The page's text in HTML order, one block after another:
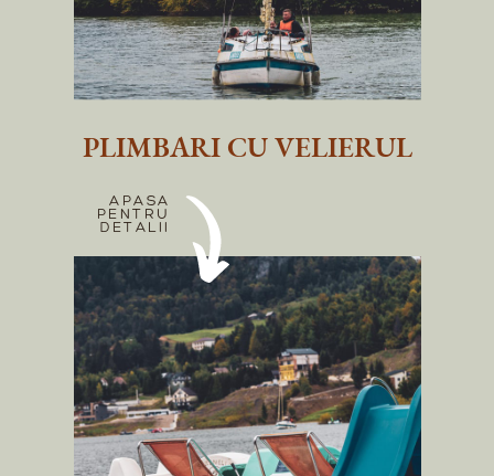
PLIMBARI CU VELIERUL
APASA
PENTRU
DETALII